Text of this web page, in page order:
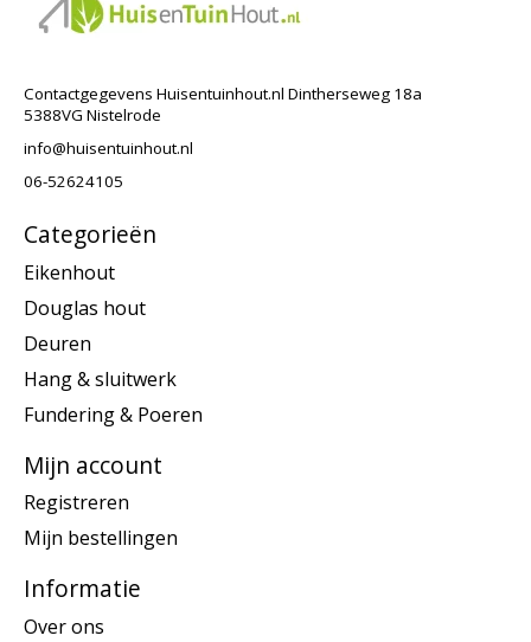
Contactgegevens Huisentuinhout.nl Dintherseweg 18a
5388VG Nistelrode
info@huisentuinhout.nl
06-52624105
Categorieën
Eikenhout
Douglas hout
Deuren
Hang & sluitwerk
Fundering & Poeren
Mijn account
Registreren
Mijn bestellingen
Informatie
Over ons